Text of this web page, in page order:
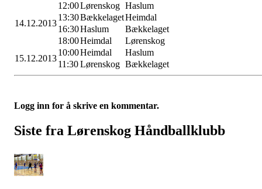
14.12.2013
12:00Lørenskog Haslum
13:30BækkelagetHeimdal
16:30Haslum
Bækkelaget
18:00Heimdal
Lørenskog
15.12.2013
10:00Heimdal
Haslum
11:30Lørenskog Bækkelaget
Logg inn for å skrive en kommentar.
Siste fra Lørenskog Håndballklubb